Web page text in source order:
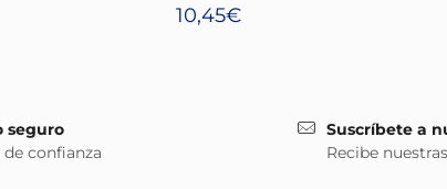
10,45€
seguro
de confianza
Suscríbete a
Recibe